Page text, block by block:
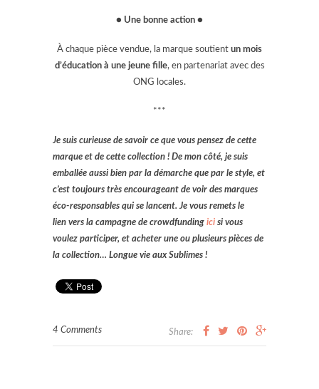
● Une bonne action ●
À chaque pièce vendue, la marque soutient un mois
d’éducation à une jeune fille, en partenariat avec des
ONG locales.
***
Je suis curieuse de savoir ce que vous pensez de cette
marque et de cette collection ! De mon côté, je suis
emballée aussi bien par la démarche que par le style, et
c’est toujours très encourageant de voir des marques
éco-responsables qui se lancent. Je vous remets le
lien vers la campagne de crowdfunding ici si vous
voulez participer, et acheter une ou plusieurs pièces de
la collection… Longue vie aux Sublimes !
4 Comments Share: